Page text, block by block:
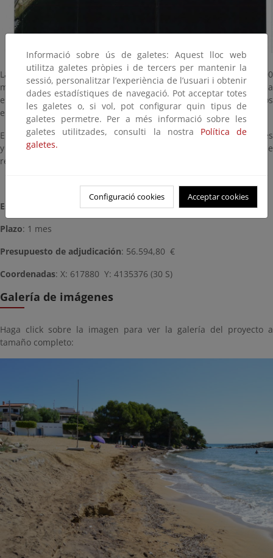
Las obras han consistido básicamente en la aportación de 3.400
m3 de arena procedente de cantera, en la zona de playa situada
entre “El Pichirichi”, en el municipio de San Juan de Los Terreros
en el Término municipal de Pulpí (Almería).
El proyecto ha incluido medidas de protección medioambientales
y Programa de Vigilancia Ambiental, así como la gestión de
residuos.
Estado:
Terminada (Enero, 2018)
Plazo: 1 mes
Presupuesto de adjudicación: 56.594,80 €
Coordenadas: X: 617880 Y: 4135376 (30 S)
Galería de imágenes
Haga click sobre la imagen para ver la galería del proyecto a
tamaño completo:
Informació sobre ús de galetes: Aquest lloc web
utilitza galetes pròpies i de tercers per mantenir la
sessió, personalitzar l’experiència de l’usuari i obtenir
dades estadístiques de navegació. Pot acceptar totes
les galetes o, si vol, pot configurar quin tipus de
galetes permetre. Per a més informació sobre les
galetes utilitzades, consulti la nostra Política de
galetes.
Configuració cookies Acceptar cookies